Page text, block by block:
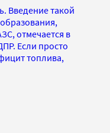
Введение такой
отмечается в
Если просто
топлива,